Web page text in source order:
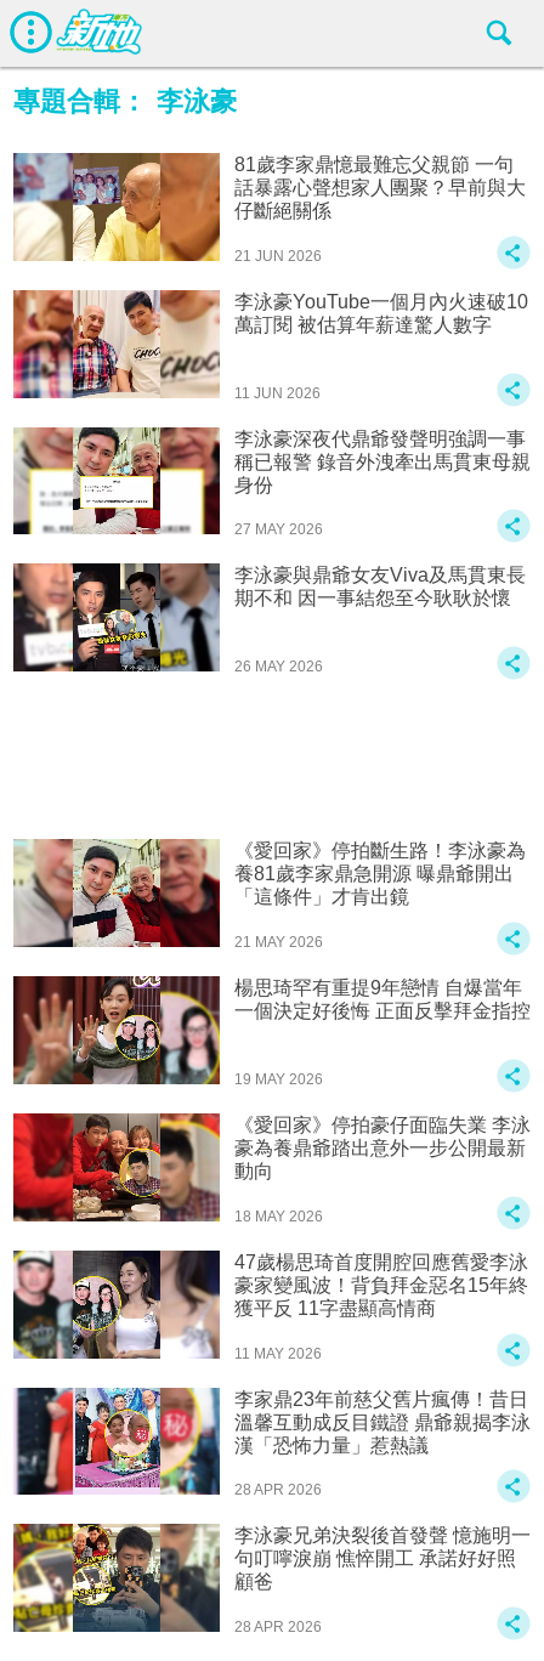
專題合輯： 李泳豪
81歲李家鼎憶最難忘父親節 一句
話暴露心聲想家人團聚？早前與大
仔斷絕關係
21 JUN 2026
李泳豪YouTube一個月內火速破10
萬訂閱 被估算年薪達驚人數字
11 JUN 2026
李泳豪深夜代鼎爺發聲明強調一事
稱已報警 錄音外洩牽出馬貫東母親
身份
27 MAY 2026
李泳豪與鼎爺女友Viva及馬貫東長
期不和 因一事結怨至今耿耿於懷
26 MAY 2026
《愛回家》停拍斷生路！李泳豪為
養81歲李家鼎急開源 曝鼎爺開出
「這條件」才肯出鏡
21 MAY 2026
楊思琦罕有重提9年戀情 自爆當年
一個決定好後悔 正面反擊拜金指控
19 MAY 2026
《愛回家》停拍豪仔面臨失業 李泳
豪為養鼎爺踏出意外一步公開最新
動向
18 MAY 2026
47歲楊思琦首度開腔回應舊愛李泳
豪家變風波！背負拜金惡名15年終
獲平反 11字盡顯高情商
11 MAY 2026
李家鼎23年前慈父舊片瘋傳！昔日
溫馨互動成反目鐵證 鼎爺親揭李泳
漢「恐怖力量」惹熱議
28 APR 2026
李泳豪兄弟決裂後首發聲 憶施明一
句叮嚀淚崩 憔悴開工 承諾好好照
顧爸
28 APR 2026